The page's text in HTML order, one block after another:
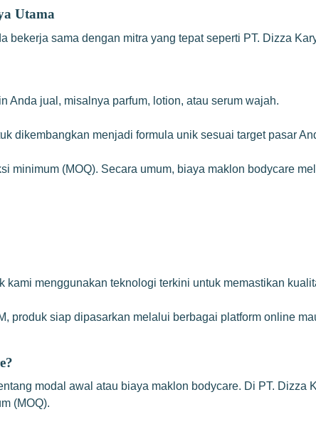
Utama
sama dengan mitra yang tepat seperti PT. Dizza
Anda jual, misalnya parfum, lotion, atau serum wajah.
dikembangkan menjadi formula unik sesuai target pasar
minimum (MOQ). Secara umum, biaya maklon bodycare
menggunakan teknologi terkini untuk memastikan
produk siap dipasarkan melalui berbagai platform online
modal awal atau biaya maklon bodycare. Di PT. Dizza
(MOQ).